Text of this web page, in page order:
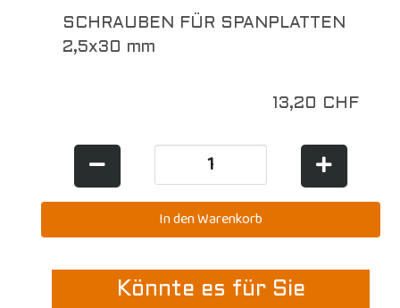
SCHRAUBEN FÜR SPANPLATTEN
2,5x30 mm
13,20 CHF
Könnte es für Sie